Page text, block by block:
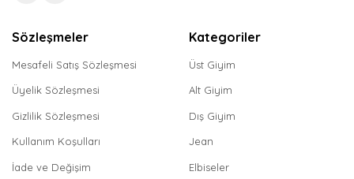
Sözleşmeler
Mesafeli Satış Sözleşmesi
Üyelik Sözleşmesi
Gizlilik Sözleşmesi
Kullanım Koşulları
İade ve Değişim
Kategoriler
Üst Giyim
Alt Giyim
Dış Giyim
Jean
Elbiseler